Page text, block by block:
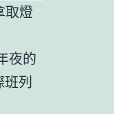
取燈
夜的
班列